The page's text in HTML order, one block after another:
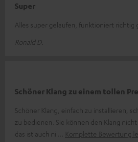
Super
Alles super gelaufen, funktioniert richtig
Ronald D.
Schöner Klang zu einem tollen
Schöner Klang, einfach zu installieren,
zu bedienen. Sie können den Klang
das ist auch ni
Komplette Bewertung